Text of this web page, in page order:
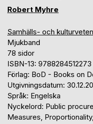
Robert Myhre
Samhälls- och
Mjukband
78 sidor
ISBN-13: 9788284512273
Förlag: BoD - Books on
Utgivningsdatum:
Språk: Engelska
Nyckelord: Public
Measures,